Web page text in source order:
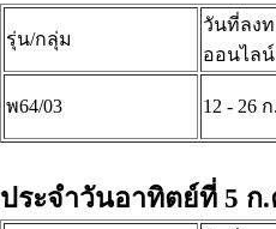
รุ่น/กลุ่ม
วันที่ลงท
ออนไลน์
พ64/03 12 - 26
ประจำวันอาทิตย์ที่ 5 ก.